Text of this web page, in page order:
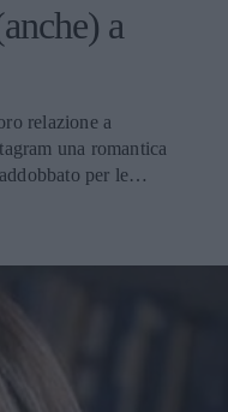
a
relazione a
una romantica
per le